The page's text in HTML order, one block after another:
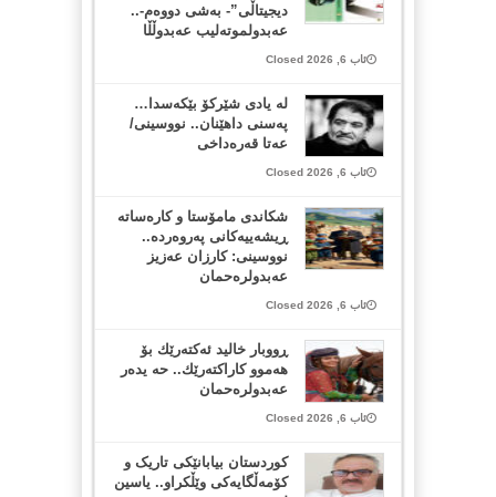
دیجیتاڵی”- بەشی دووەم-..
عەبدولموتەلیب عەبدوڵڵا
ئاب 6, 2026 Closed
لە یادی شێرکۆ بێکەسدا…
پەسنی داهێنان.. نووسینی/
عەتا قەرەداخی
ئاب 6, 2026 Closed
شکاندی مامۆستا و کارەساتە
ڕیشەییەکانی پەروەردە..
نووسینی: کارزان عەزیز
عەبدولرەحمان
ئاب 6, 2026 Closed
ڕووبار خالید ئەكتەرێك بۆ
هەموو كاراكتەرێك.. حه یدەر
عەبدولرەحمان
ئاب 6, 2026 Closed
کوردستان بیابانێکی تاریک و
کۆمەڵگایەکی وێڵکراو.. یاسین